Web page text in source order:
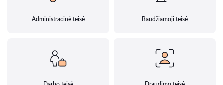
Administracinė teisė Baudžiamoji teisė